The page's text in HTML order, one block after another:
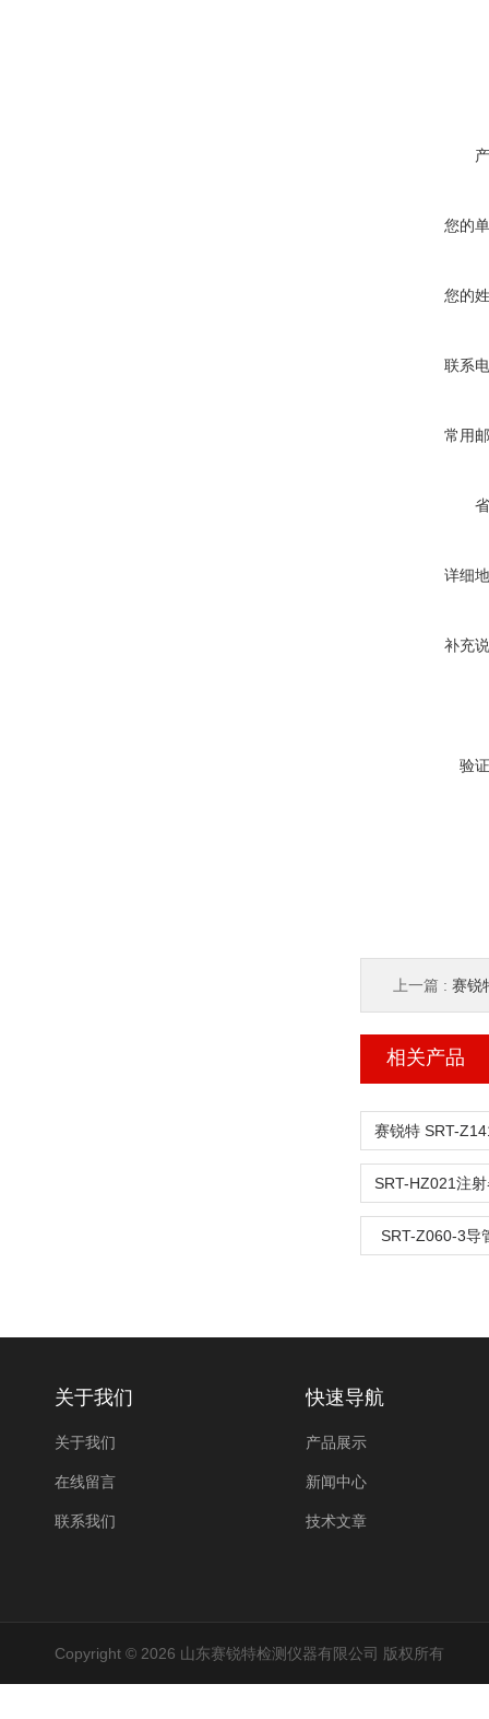
您的
您的
联系
常用
详细
补充
验
上一篇 : 赛锐特
相关产品
SRT-Z060-3导
关于我们
关于我们
在线留言
联系我们
快速导航
产品展示
新闻中心
技术文章
Copyright © 2026 山东赛锐特检测仪器有限公司 版权所有